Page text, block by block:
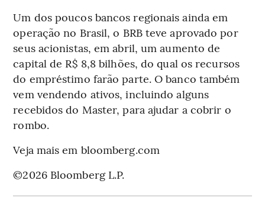
Um dos poucos bancos regionais ainda em
operação no Brasil, o BRB teve aprovado por
seus acionistas, em abril, um aumento de
capital de R$ 8,8 bilhões, do qual os recursos
do empréstimo farão parte. O banco também
vem vendendo ativos, incluindo alguns
recebidos do Master, para ajudar a cobrir o
rombo.
Veja mais em bloomberg.com
©2026 Bloomberg L.P.